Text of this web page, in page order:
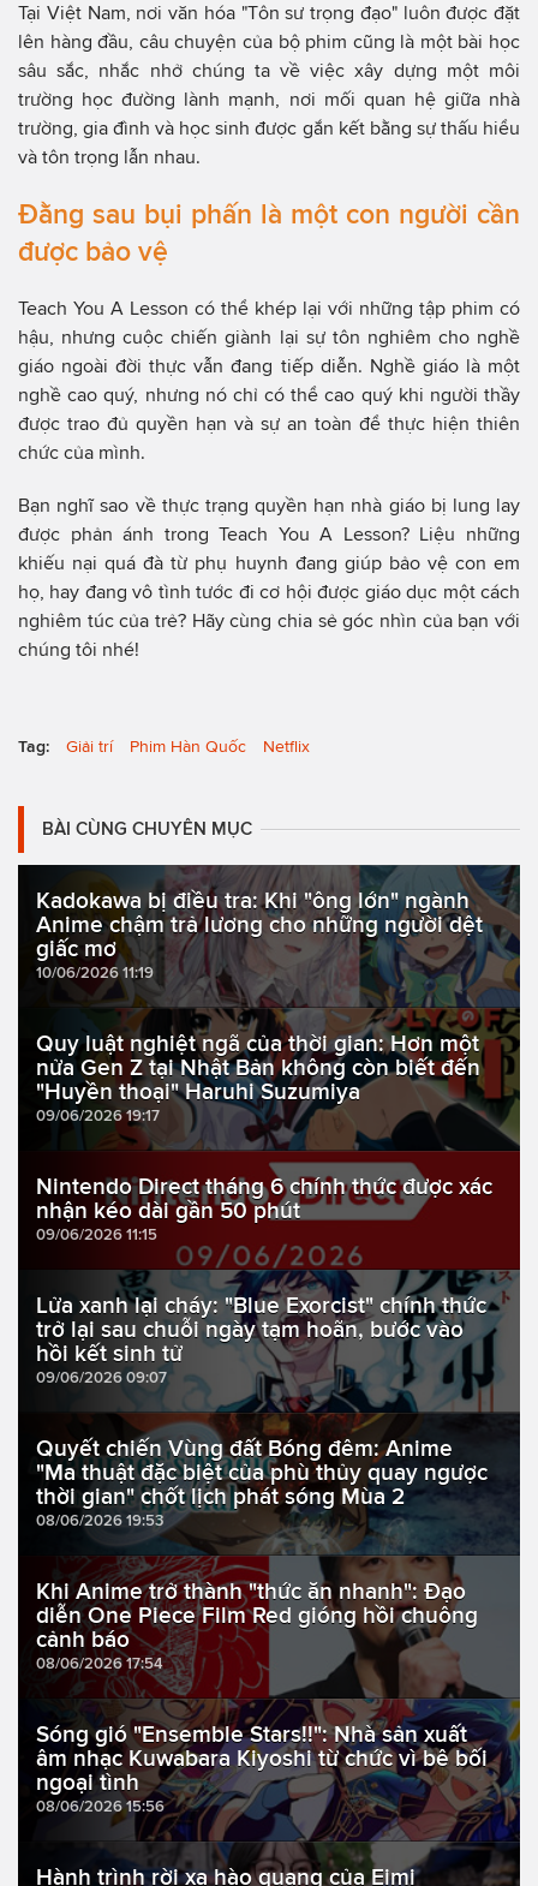
Tại Việt Nam, nơi văn hóa "Tôn sư trọng đạo" luôn được đặt
lên hàng đầu, câu chuyện của bộ phim cũng là một bài học
sâu sắc, nhắc nhở chúng ta về việc xây dựng một môi
trường học đường lành mạnh, nơi mối quan hệ giữa nhà
trường, gia đình và học sinh được gắn kết bằng sự thấu hiểu
và tôn trọng lẫn nhau.
Đằng sau bụi phấn là một con người cần
được bảo vệ
Teach You A Lesson có thể khép lại với những tập phim có
hậu, nhưng cuộc chiến giành lại sự tôn nghiêm cho nghề
giáo ngoài đời thực vẫn đang tiếp diễn. Nghề giáo là một
nghề cao quý, nhưng nó chỉ có thể cao quý khi người thầy
được trao đủ quyền hạn và sự an toàn để thực hiện thiên
chức của mình.
Bạn nghĩ sao về thực trạng quyền hạn nhà giáo bị lung lay
được phản ánh trong Teach You A Lesson? Liệu những
khiếu nại quá đà từ phụ huynh đang giúp bảo vệ con em
họ, hay đang vô tình tước đi cơ hội được giáo dục một cách
nghiêm túc của trẻ? Hãy cùng chia sẻ góc nhìn của bạn với
chúng tôi nhé!
Tag: Giải trí Phim Hàn Quốc Netflix
BÀI CÙNG CHUYÊN MỤC
Kadokawa bị điều tra: Khi "ông lớn" ngành
Anime chậm trả lương cho những người dệt
giấc mơ
10/06/2026 11:19
Quy luật nghiệt ngã của thời gian: Hơn một
nửa Gen Z tại Nhật Bản không còn biết đến
"Huyền thoại" Haruhi Suzumiya
09/06/2026 19:17
Nintendo Direct tháng 6 chính thức được xác
nhận kéo dài gần 50 phút
09/06/2026 11:15
Lửa xanh lại cháy: "Blue Exorcist" chính thức
trở lại sau chuỗi ngày tạm hoãn, bước vào
hồi kết sinh tử
09/06/2026 09:07
Quyết chiến Vùng đất Bóng đêm: Anime
"Ma thuật đặc biệt của phù thủy quay ngược
thời gian" chốt lịch phát sóng Mùa 2
08/06/2026 19:53
Khi Anime trở thành "thức ăn nhanh": Đạo
diễn One Piece Film Red gióng hồi chuông
cảnh báo
08/06/2026 17:54
Sóng gió "Ensemble Stars!!": Nhà sản xuất
âm nhạc Kuwabara Kiyoshi từ chức vì bê bối
ngoại tình
08/06/2026 15:56
Hành trình rời xa hào quang của Eimi